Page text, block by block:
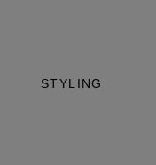
STYLING